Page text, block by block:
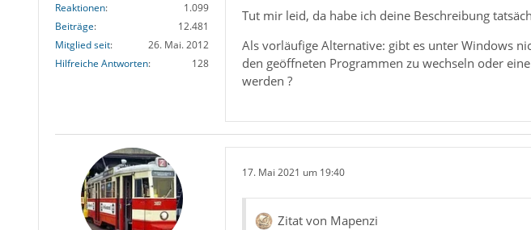
Reaktionen
1.099
Beiträge
12.481
Mitglied seit
26. Mai. 2012
Hilfreiche Antworten
128
Tut mir leid, da habe ich deine Beschreibung
Als vorläufige Alternative: gibt es unter Windows
den geöffneten Programmen zu wechseln oder
werden ?
17. Mai 2021 um 19:40
Zitat von Mapenzi